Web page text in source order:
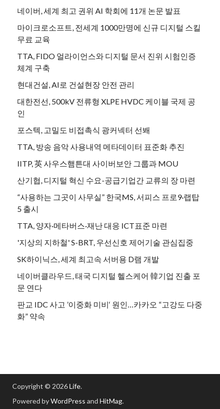
네이버, 세계 최고 권위 AI 학회에 11개 논문 발표
마이크로소프트, 전세계 1000만명에 신규 디지털 스킬
무료 교육
TTA, FIDO 얼라이언스와 디지털 문서 진위 시험인증
체계 구축
현대건설, AI로 건설현장 안전 관리
대한전선, 500kV 전류형 XLPE HVDC 케이블 국제 공
인
포스텍, 고밀도 비접촉식 광커넥터 선봬
TTA, 방송 음악 사용내역 메타데이터 표준화 추진
IITP, 英 사우스햄튼대 사이버보안 그룹과 MOU
산기협, 디지털 혁신 수요-공급기업간 교류의 장 마련
“사용하는 그곳이 사무실” 한국MS, 서피스 프로9·랩탑
5 출시
TTA, 양자·메타버스·재난 대응 ICT표준 마련
'지상의 지하철' S-BRT, 우선신호 제어기술 관심집중
SK하이닉스, 세계 최고속 서버용 D램 개발
네이버클라우드, 태국 디지털 헬스케어 韓기업 진출 포
문 연다
판교 IDC 사고 ’이중화 미비‘ 원인…카카오 “고강도 다중
화” 약속
Copyright © 2026Life.
Powered byWordPress and HitMag.